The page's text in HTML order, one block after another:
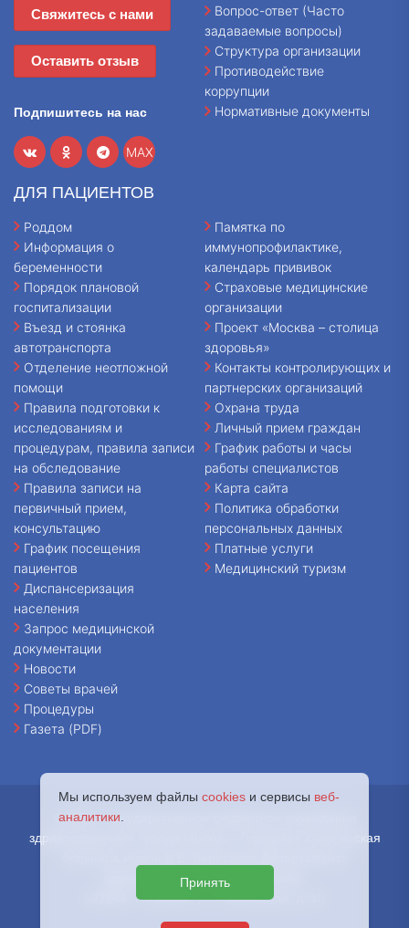
Свяжитесь с нами
Оставить отзыв
Подпишитесь на нас
MAX
Вопрос-ответ (Часто
задаваемые вопросы)
Структура организации
Противодействие
коррупции
Нормативные документы
ДЛЯ ПАЦИЕНТОВ
Роддом
Информация о
беременности
Порядок плановой
госпитализации
Въезд и стоянка
автотранспорта
Отделение неотложной
помощи
Правила подготовки к
исследованиям и
процедурам, правила записи
на обследование
Правила записи на
первичный прием,
консультацию
График посещения
пациентов
Диспансеризация
населения
Запрос медицинской
документации
Новости
Советы врачей
Процедуры
Газета (PDF)
Памятка по
иммунопрофилактике,
календарь прививок
Страховые медицинские
организации
Проект «Москва – столица
здоровья»
Контакты контролирующих и
партнерских организаций
Охрана труда
Личный прием граждан
График работы и часы
работы специалистов
Карта сайта
Политика обработки
персональных данных
Платные услуги
Медицинский туризм
© 2026 - Государственное бюджетное учреждение
здравоохранения города Москвы «Городская клиническая
здравоохранения города Москвы.
127644, г. Москва, ул. Лобненская, д. 10
Мы используем файлы cookies и сервисы веб-
аналитики
Принять